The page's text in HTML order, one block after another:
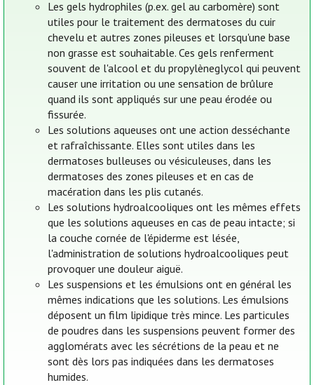
Les gels hydrophiles (p.ex. gel au carbomère) sont
utiles pour le traitement des dermatoses du cuir
chevelu et autres zones pileuses et lorsqu'une base
non grasse est souhaitable. Ces gels renferment
souvent de l'alcool et du propylèneglycol qui peuvent
causer une irritation ou une sensation de brûlure
quand ils sont appliqués sur une peau érodée ou
fissurée.
Les solutions aqueuses ont une action desséchante
et rafraîchissante. Elles sont utiles dans les
dermatoses bulleuses ou vésiculeuses, dans les
dermatoses des zones pileuses et en cas de
macération dans les plis cutanés.
Les solutions hydroalcooliques ont les mêmes effets
que les solutions aqueuses en cas de peau intacte; si
la couche cornée de l'épiderme est lésée,
l'administration de solutions hydroalcooliques peut
provoquer une douleur aiguë.
Les suspensions et les émulsions ont en général les
mêmes indications que les solutions. Les émulsions
déposent un film lipidique très mince. Les particules
de poudres dans les suspensions peuvent former des
agglomérats avec les sécrétions de la peau et ne
sont dès lors pas indiquées dans les dermatoses
humides.